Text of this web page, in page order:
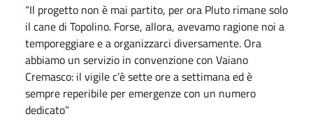
“Il progetto non è mai partito, per ora Pluto rimane solo
il cane di Topolino. Forse, allora, avevamo ragione noi a
temporeggiare e a organizzarci diversamente. Ora
abbiamo un servizio in convenzione con Vaiano
Cremasco: il vigile c’è sette ore a settimana ed è
sempre reperibile per emergenze con un numero
dedicato”